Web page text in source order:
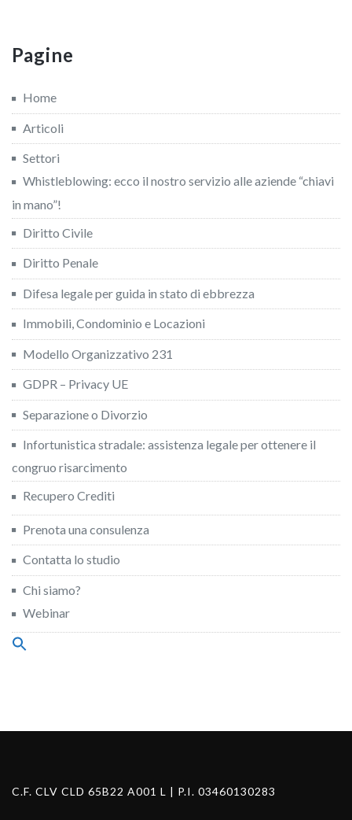
Pagine
Home
Articoli
Settori
Whistleblowing: ecco il nostro servizio alle aziende “chiavi
in mano”!
Diritto Civile
Diritto Penale
Difesa legale per guida in stato di ebbrezza
Immobili, Condominio e Locazioni
Modello Organizzativo 231
GDPR – Privacy UE
Separazione o Divorzio
Infortunistica stradale: assistenza legale per ottenere il
congruo risarcimento
Recupero Crediti
Prenota una consulenza
Contatta lo studio
Chi siamo?
Webinar
Search
C.F. CLV CLD 65B22 A001 L | P.I. 03460130283